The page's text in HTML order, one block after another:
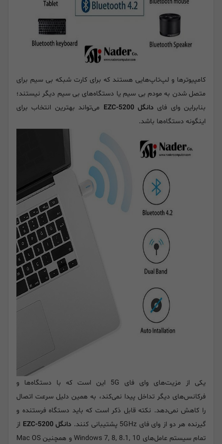
کامپیوترها و لپ‌تاپ‌هایی هستند که برای کارت شبکه بی سیم برای
متصل شدن به مودم بی سیم یا دستگاه‌های بی سیم دیگر نیستند؛
بنابراین وای فایدانگل EZC-5200
می‌تواند بهترین انتخاب برای
اینگونه دستگاه‌ها باشد.
یکی از مزیت‌های وای فای 5G این است که با دستگاه‌ها و
فرکانس‌های دیگر تداخل پیدا نمی‌کند، به همین دلیل سرعت اتصال
را کاهش نمی‌دهد. نکته قابل ذکر است که باید دستگاه فرستنده و
گیرنده هر دو از وای فای 5GHz پشتیبانی کنند.
دانگل EZC-5200
از
تمام سیستم عامل‌های Windows 7, 8, 8.1, 10 و همچنین Mac OS